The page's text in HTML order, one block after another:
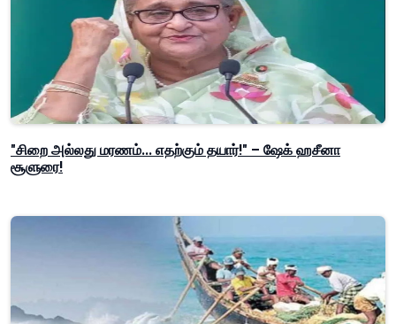
"சிறை அல்லது மரணம்... எதற்கும் தயார்!" – ஷேக் ஹசீனா
சூளுரை!